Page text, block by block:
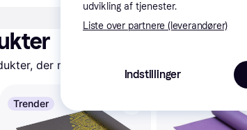
der matcher dine interesser.
Trender
udvikling af tjenester.
Liste over partnere (leverandører)
Indstillinger